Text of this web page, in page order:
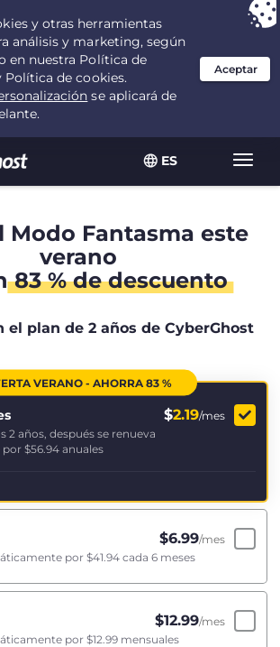
ES
ofertadurante 2.1666666666667 años por $
2.19
/mes
Modo Fantasma este
verano
83 % de descuento
el plan de 2 años de CyberGhost
VERANO - AHORRA 83 %
$2.19/mes
2 años, después se renueva
por $56.94 anuales
$6.99/mes
por $41.94 cada 6 meses
$12.99/mes
por $12.99 mensuales